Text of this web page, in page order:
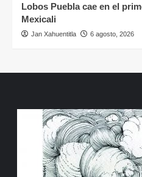
Lobos Puebla cae en el
Mexicali
Jan Xahuentitla 6 agosto, 2026